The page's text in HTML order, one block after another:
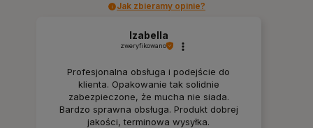
Jak zbieramy opinie?
Izabella
zweryfikowano
Profesjonalna obsługa i podejście do
klienta. Opakowanie tak solidnie
zabezpieczone, że mucha nie siada.
Bardzo sprawna obsługa. Produkt dobrej
jakości, terminowa wysyłka.